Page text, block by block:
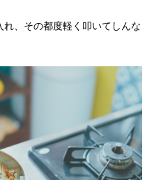
、その都度軽く叩いてしんな